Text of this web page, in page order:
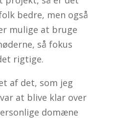
bedre, men også
mulige at bruge
så fokus
rigtige.
af det, som jeg
at blive klar over
domæne